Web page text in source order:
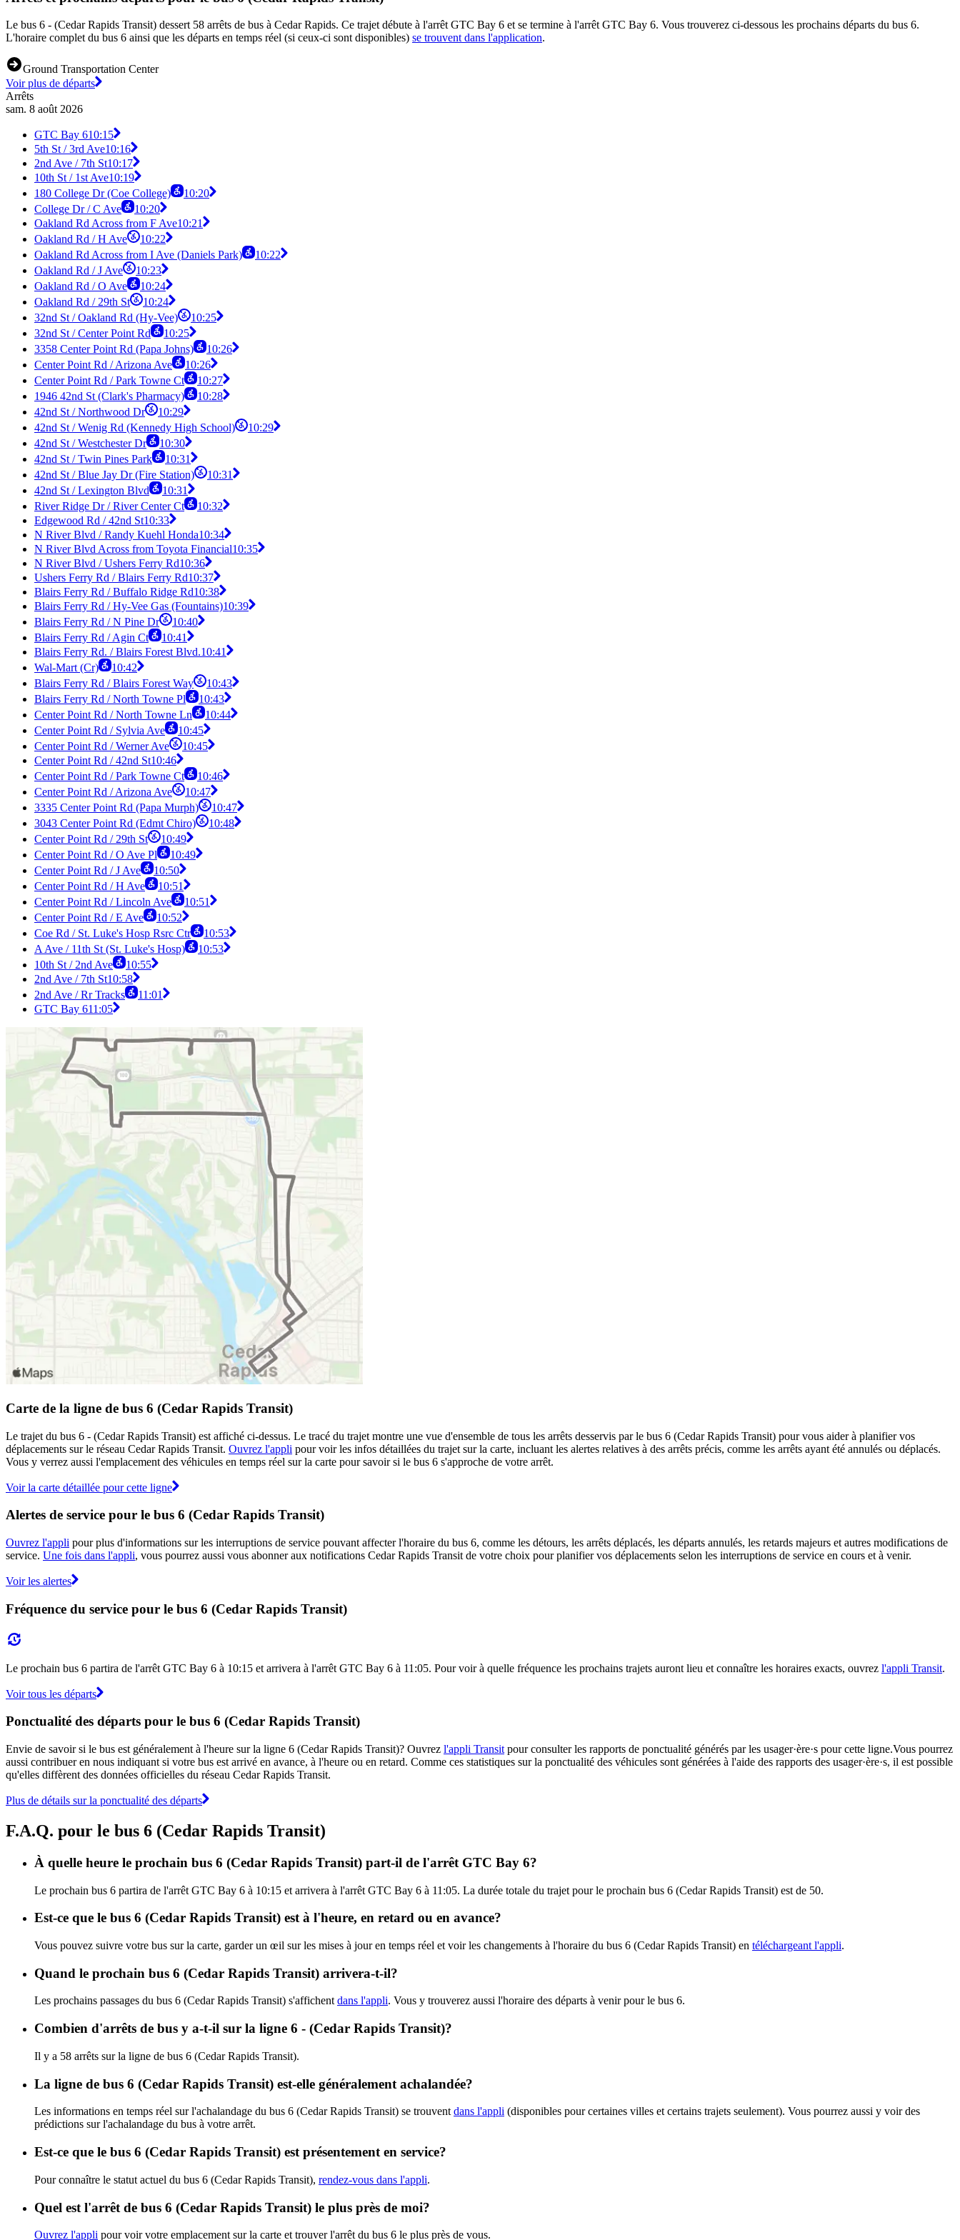
Le bus 6 - (Cedar Rapids Transit) dessert 58 arrêts de bus à Cedar Rapids. Ce trajet débute à l'arrêt GTC Bay 6 et se termine à l'arrêt GTC Bay 6. Vous trouverez ci-dessous les prochains départs du bus 6.
L'horaire complet du bus 6 ainsi que les départs en temps réel (si ceux-ci sont disponibles) se trouvent dans l'application.
Ground Transportation Center
Voir plus de départs
Arrêts
sam. 8 août 2026
GTC Bay 610:15
5th St / 3rd Ave10:16
2nd Ave / 7th St10:17
10th St / 1st Ave10:19
180 College Dr (Coe College)
10:20
College Dr / C Ave
10:20
Oakland Rd Across from F Ave10:21
Oakland Rd / H Ave
10:22
Oakland Rd Across from I Ave (Daniels Park)
10:22
Oakland Rd / J Ave
10:23
Oakland Rd / O Ave
10:24
Oakland Rd / 29th St
10:24
32nd St / Oakland Rd (Hy-Vee)
10:25
32nd St / Center Point Rd
10:25
3358 Center Point Rd (Papa Johns)
10:26
Center Point Rd / Arizona Ave
10:26
Center Point Rd / Park Towne Ct
10:27
1946 42nd St (Clark's Pharmacy)
10:28
42nd St / Northwood Dr
10:29
42nd St / Wenig Rd (Kennedy High School)
10:29
42nd St / Westchester Dr
10:30
42nd St / Twin Pines Park
10:31
42nd St / Blue Jay Dr (Fire Station)
10:31
42nd St / Lexington Blvd
10:31
River Ridge Dr / River Center Ct
10:32
Edgewood Rd / 42nd St10:33
N River Blvd / Randy Kuehl Honda10:34
N River Blvd Across from Toyota Financial10:35
N River Blvd / Ushers Ferry Rd10:36
Ushers Ferry Rd / Blairs Ferry Rd10:37
Blairs Ferry Rd / Buffalo Ridge Rd10:38
Blairs Ferry Rd / Hy-Vee Gas (Fountains)10:39
Blairs Ferry Rd / N Pine Dr
10:40
Blairs Ferry Rd / Agin Ct
10:41
Blairs Ferry Rd. / Blairs Forest Blvd.10:41
Wal-Mart (Cr)
10:42
Blairs Ferry Rd / Blairs Forest Way
10:43
Blairs Ferry Rd / North Towne Pl
10:43
Center Point Rd / North Towne Ln
10:44
Center Point Rd / Sylvia Ave
10:45
Center Point Rd / Werner Ave
10:45
Center Point Rd / 42nd St10:46
Center Point Rd / Park Towne Ct
10:46
Center Point Rd / Arizona Ave
10:47
3335 Center Point Rd (Papa Murph)
10:47
3043 Center Point Rd (Edmt Chiro)
10:48
Center Point Rd / 29th St
10:49
Center Point Rd / O Ave Pl
10:49
Center Point Rd / J Ave
10:50
Center Point Rd / H Ave
10:51
Center Point Rd / Lincoln Ave
10:51
Center Point Rd / E Ave
10:52
Coe Rd / St. Luke's Hosp Rsrc Ctr
10:53
A Ave / 11th St (St. Luke's Hosp)
10:53
10th St / 2nd Ave
10:55
2nd Ave / 7th St10:58
2nd Ave / Rr Tracks
11:01
GTC Bay 611:05
Carte de la ligne de bus 6 (Cedar Rapids Transit)
Le trajet du bus 6 - (Cedar Rapids Transit) est affiché ci-dessus. Le tracé du trajet montre une vue d'ensemble de tous les arrêts desservis par le bus 6 (Cedar Rapids Transit) pour vous aider à planifier vos
déplacements sur le réseau Cedar Rapids Transit. Ouvrez l'appli pour voir les infos détaillées du trajet sur la carte, incluant les alertes relatives à des arrêts précis, comme les arrêts ayant été annulés ou déplacés.
Vous y verrez aussi l'emplacement des véhicules en temps réel sur la carte pour savoir si le bus 6 s'approche de votre arrêt.
Voir la carte détaillée pour cette ligne
Alertes de service pour le bus 6 (Cedar Rapids Transit)
Ouvrez l'appli pour plus d'informations sur les interruptions de service pouvant affecter l'horaire du bus 6, comme les détours, les arrêts déplacés, les départs annulés, les retards majeurs et autres modifications de
service. Une fois dans l'appli, vous pourrez aussi vous abonner aux notifications Cedar Rapids Transit de votre choix pour planifier vos déplacements selon les interruptions de service en cours et à venir.
Voir les alertes
Fréquence du service pour le bus 6 (Cedar Rapids Transit)
Le prochain bus 6 partira de l'arrêt GTC Bay 6 à 10:15 et arrivera à l'arrêt GTC Bay 6 à 11:05. Pour voir à quelle fréquence les prochains trajets auront lieu et connaître les horaires exacts, ouvrez l'appli Transit.
Voir tous les départs
Ponctualité des départs pour le bus 6 (Cedar Rapids Transit)
Envie de savoir si le bus est généralement à l'heure sur la ligne 6 (Cedar Rapids Transit)? Ouvrez l'appli Transit pour consulter les rapports de ponctualité générés par les usager·ère·s pour cette ligne.Vous pourrez
aussi contribuer en nous indiquant si votre bus est arrivé en avance, à l'heure ou en retard. Comme ces statistiques sur la ponctualité des véhicules sont générées à l'aide des rapports des usager·ère·s, il est possible
qu'elles diffèrent des données officielles du réseau Cedar Rapids Transit.
Plus de détails sur la ponctualité des départs
F.A.Q. pour le bus 6 (Cedar Rapids Transit)
À quelle heure le prochain bus 6 (Cedar Rapids Transit) part-il de l'arrêt GTC Bay 6?
Le prochain bus 6 partira de l'arrêt GTC Bay 6 à 10:15 et arrivera à l'arrêt GTC Bay 6 à 11:05. La durée totale du trajet pour le prochain bus 6 (Cedar Rapids Transit) est de 50.
Est-ce que le bus 6 (Cedar Rapids Transit) est à l'heure, en retard ou en avance?
Vous pouvez suivre votre bus sur la carte, garder un œil sur les mises à jour en temps réel et voir les changements à l'horaire du bus 6 (Cedar Rapids Transit) en téléchargeant l'appli.
Quand le prochain bus 6 (Cedar Rapids Transit) arrivera-t-il?
Les prochains passages du bus 6 (Cedar Rapids Transit) s'affichentdans l'appli. Vous y trouverez aussi l'horaire des départs à venir pour le bus 6.
Combien d'arrêts de bus y a-t-il sur la ligne 6 - (Cedar Rapids Transit)?
Il y a 58 arrêts sur la ligne de bus 6 (Cedar Rapids Transit).
La ligne de bus 6 (Cedar Rapids Transit) est-elle généralement achalandée?
Les informations en temps réel sur l'achalandage du bus 6 (Cedar Rapids Transit) se trouvent dans l'appli (disponibles pour certaines villes et certains trajets seulement). Vous pourrez aussi y voir des
prédictions sur l'achalandage du bus à votre arrêt.
Est-ce que le bus 6 (Cedar Rapids Transit) est présentement en service?
Pour connaître le statut actuel du bus 6 (Cedar Rapids Transit), rendez-vous dans l'appli.
Quel est l'arrêt de bus 6 (Cedar Rapids Transit) le plus près de moi?
Ouvrez l'appli pour voir votre emplacement sur la carte et trouver l'arrêt du bus 6 le plus près de vous.